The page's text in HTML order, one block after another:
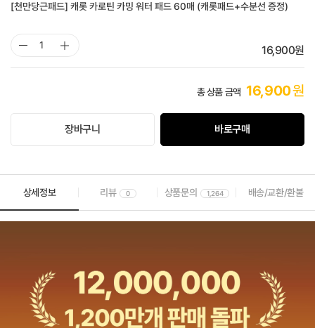
[천만당근패드] 캐롯 카로틴 카밍 워터 패드 60매 (캐롯패드+수분선 증정)
16,900원
총 상품 금액 16,900원
장바구니 바로구매
상세정보 리뷰 0 상품문의 1,264 배송/교환/환불